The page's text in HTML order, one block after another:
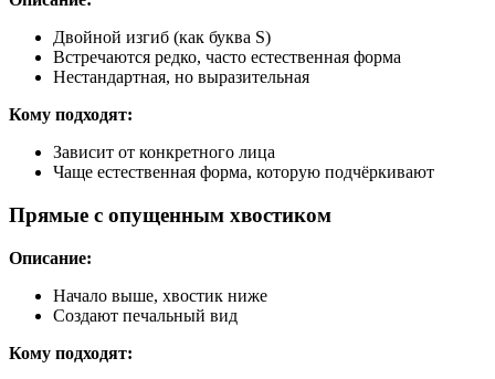
Двойной изгиб (как буква S)
Встречаются редко, часто естественная форма
Нестандартная, но выразительная
Кому подходят:
Зависит от конкретного лица
Чаще естественная форма, которую подчёркивают
Прямые с опущенным хвостиком
Описание:
Начало выше, хвостик ниже
Создают печальный вид
Кому подходят: